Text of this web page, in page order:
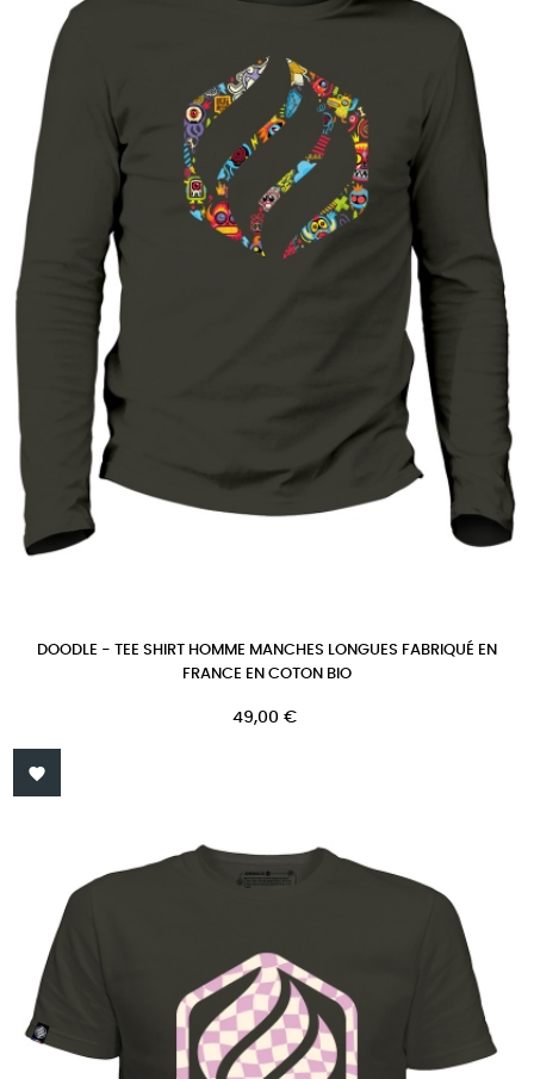
DOODLE - TEE SHIRT HOMME MANCHES LONGUES FABRIQUÉ EN
FRANCE EN COTON BIO
Prix
49,00 €
